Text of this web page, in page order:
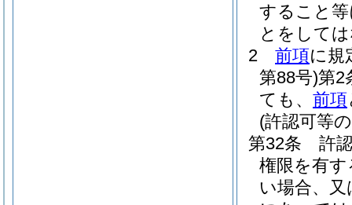
すること
とをして
2
前項に規
第88号)第2
ても、 前項
(許認可等
第32条
許
権限を有
い場合、